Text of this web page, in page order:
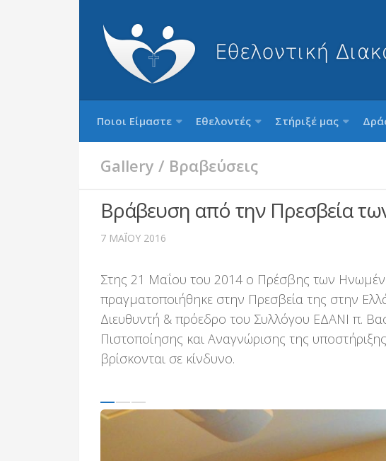
Ποιοι Είμαστε Εθελοντές Στήριξέ μας
Gallery / Βραβεύσεις
Βράβευση από την Πρεσβεία
7 ΜΑΪ́ΟΥ 2016
Στης 21 Μαΐου του 2014 ο Πρέσβης των
πραγματοποιήθηκε στην Πρεσβεία της στην
Διευθυντή & πρόεδρο του Συλλόγου ΕΔΑΝΙ π.
Πιστοποίησης και Αναγνώρισης της
βρίσκονται σε κίνδυνο.